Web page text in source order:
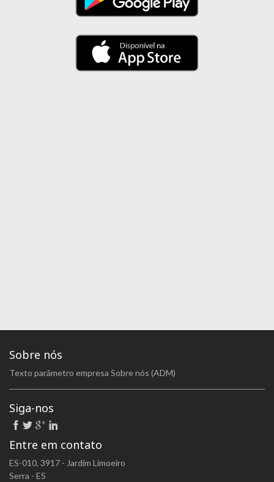
Sobre nós
Texto parâmetro empresa Sobre nós (ADM)
Siga-nos
Entre em contato
ES-010, 3917 - Jardim Limoeiro
Serra - ES